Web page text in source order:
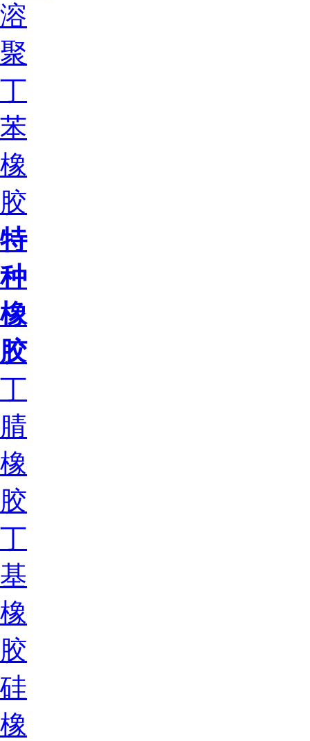
溶
聚
丁
苯
橡
胶
特
种
橡
胶
丁
腈
橡
胶
丁
基
橡
胶
硅
橡